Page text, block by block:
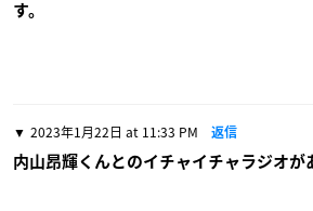
す。
2023年1月22日 at 11:33 PM 返信
内山昂輝くんとのイチャイチャラジオが